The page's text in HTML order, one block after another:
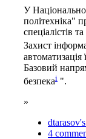
У
політехніка"
спеціалістів
Захист
автоматизація
Базовий
безпекаi ".
»
4